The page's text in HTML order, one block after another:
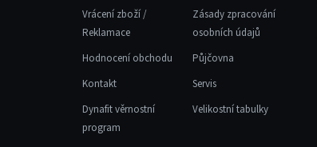
Vrácení zboží /
Reklamace
Hodnocení obchodu
Kontakt
Dynafit věrnostní
program
Zásady zpracování
osobních údajů
Půjčovna
Servis
Velikostní tabulky